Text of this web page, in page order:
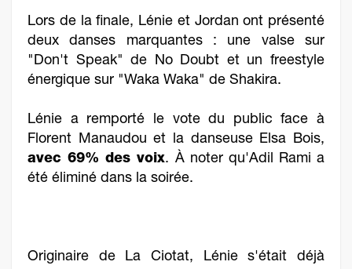
Lors de la finale, Lénie et Jordan ont présenté
deux danses marquantes : une valse sur
"Don't Speak" de No Doubt et un freestyle
énergique sur "Waka Waka" de Shakira.
Lénie a remporté le vote du public face à
Florent Manaudou et la danseuse Elsa Bois,
avec 69% des voix. À noter qu'Adil Rami a
été éliminé dans la soirée.
Originaire de La Ciotat, Lénie s'était déjà